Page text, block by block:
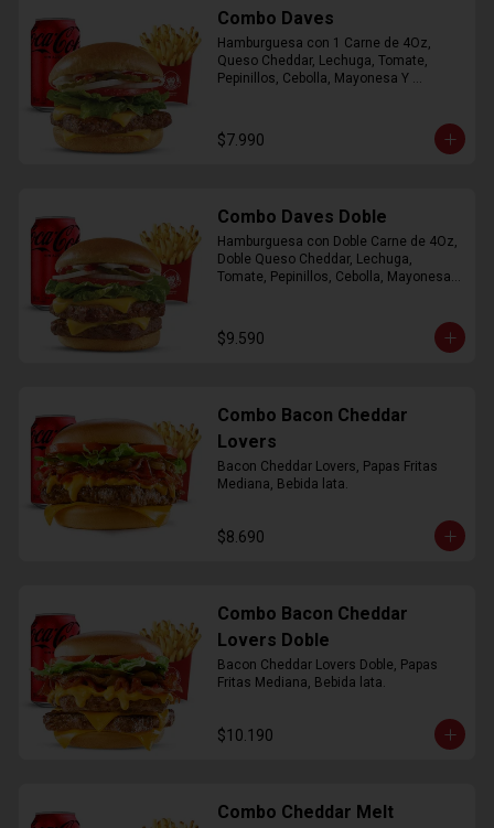
Combo Daves
Hamburguesa con 1 Carne de 4Oz,
Queso Cheddar, Lechuga, Tomate,
Pepinillos, Cebolla, Mayonesa Y
$7.990
Combo Daves Doble
Hamburguesa con Doble Carne de 4Oz,
Doble Queso Cheddar, Lechuga,
Tomate, Pepinillos, Cebolla, Mayonesa y
$9.590
Combo Bacon Cheddar
Lovers
Bacon Cheddar Lovers, Papas Fritas
Mediana, Bebida lata.
$8.690
Combo Bacon Cheddar
Lovers Doble
Bacon Cheddar Lovers Doble, Papas
Fritas Mediana, Bebida lata.
$10.190
Combo Cheddar Melt